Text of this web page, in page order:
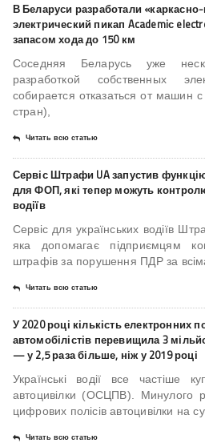
В Беларуси разработали
электрический пикап Academiс
запасом хода до 150 км
Соседняя Беларусь уже
разработкой собственных
собирается отказаться от машин
стран),
Читать всю статью
Сервіс Штрафи UA запустив
для ФОП, які тепер можуть
водіїв
Сервіс для українських водіїв
яка допомагає підприємцям
штрафів за порушення ПДР за
Читать всю статью
У 2020 році кількість електронних
автомобілістів перевищила 3
— у 2,5 раза більше, ніж у 2019 році
Українські водії все частіше
автоцивілки (ОСЦПВ). Минулого
цифрових полісів автоцивілки на
Читать всю статью